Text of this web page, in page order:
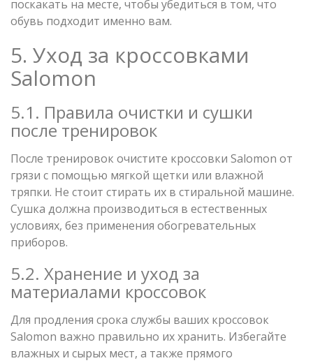
поскакать на месте, чтобы убедиться в том, что
обувь подходит именно вам.
5. Уход за кроссовками
Salomon
5.1. Правила очистки и сушки
после тренировок
После тренировок очистите кроссовки Salomon от
грязи с помощью мягкой щетки или влажной
тряпки. Не стоит стирать их в стиральной машине.
Сушка должна производиться в естественных
условиях, без применения обогревательных
приборов.
5.2. Хранение и уход за
материалами кроссовок
Для продления срока службы ваших кроссовок
Salomon важно правильно их хранить. Избегайте
влажных и сырых мест, а также прямого